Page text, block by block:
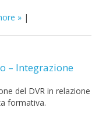
|
– Integrazione
del DVR in relazione
formativa.